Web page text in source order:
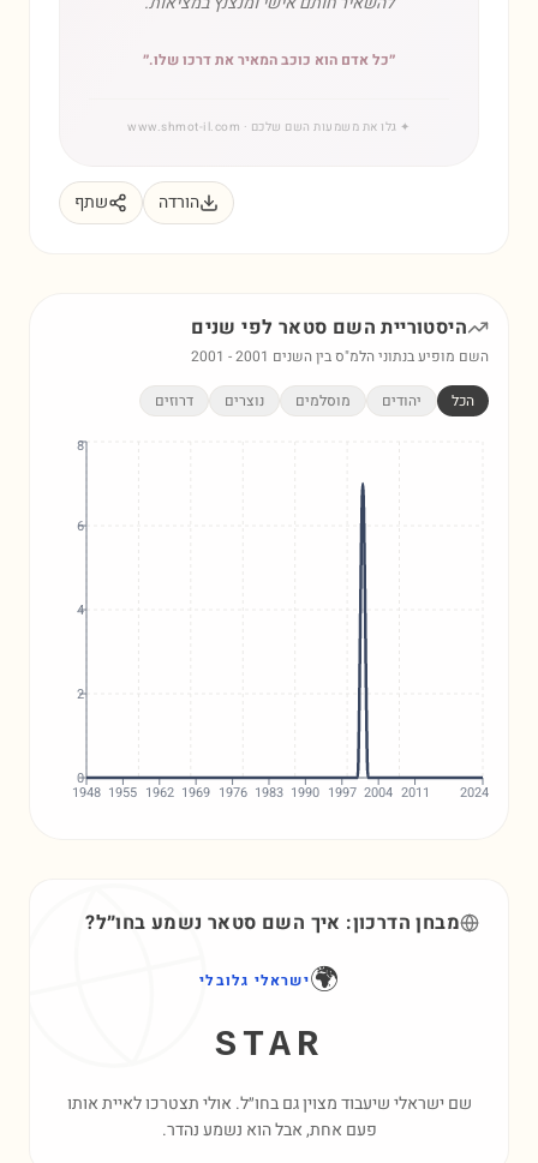
״כל אדם הוא כוכב המאיר את דרכו שלו.״
✦ גלו את משמעות השם שלכם · www.shmot-il.com
הורדה שתף
היסטוריית השם סטאר לפי שנים
השם מופיע בנתוני הלמ"ס בין השנים 2001 -2001
הכל יהודים מוסלמים נוצרים דרוזים
1948 1955 1962 1969 1976 1983 1990 1997 2004 2011 2024
0
2
4
6
8
מבחן הדרכון: איך השם סטאר נשמע בחו״ל?
🌍ישראלי גלובלי
STAR
שם ישראלי שיעבוד מצוין גם בחו״ל. אולי תצטרכו לאיית אותו
פעם אחת, אבל הוא נשמע נהדר.